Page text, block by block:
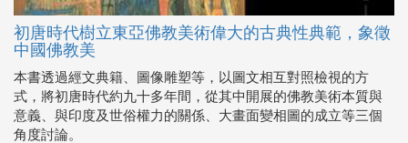
初唐時代樹立東亞佛教美術偉大的古典性典範，象徵
中國佛教美
本書透過經文典籍、圖像雕塑等，以圖文相互對照檢視的方
式，將初唐時代約九十多年間，從其中開展的佛教美術本質與
意義、與印度及世俗權力的關係、大畫面變相圖的成立等三個
角度討論。